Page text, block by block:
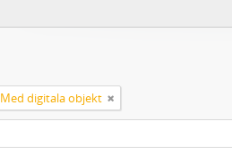
Med digitala objekt